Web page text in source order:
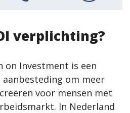
verplichting?
on Investment is een
om meer
voor mensen met
In Nederland